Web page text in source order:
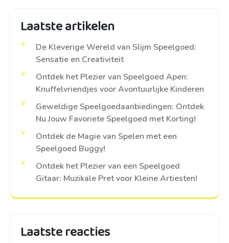
Laatste artikelen
De Kleverige Wereld van Slijm Speelgoed:
Sensatie en Creativiteit
Ontdek het Plezier van Speelgoed Apen:
Knuffelvriendjes voor Avontuurlijke Kinderen
Geweldige Speelgoedaanbiedingen: Ontdek
Nu Jouw Favoriete Speelgoed met Korting!
Ontdek de Magie van Spelen met een
Speelgoed Buggy!
Ontdek het Plezier van een Speelgoed
Gitaar: Muzikale Pret voor Kleine Artiesten!
Laatste reacties